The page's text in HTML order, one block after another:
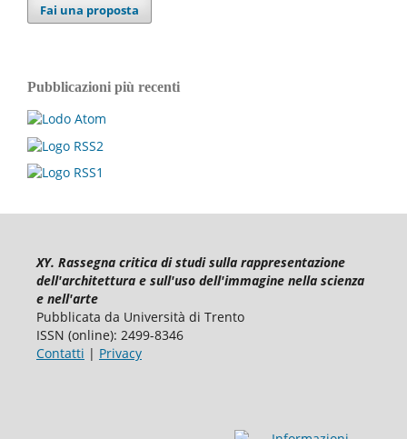
Fai una proposta
Pubblicazioni più recenti
XY. Rassegna critica di studi sulla rappresentazione
dell'architettura e sull'uso dell'immagine nella scienza
e nell'arte
Pubblicata da Università di Trento
ISSN (online): 2499-8346
Contatti | Privacy